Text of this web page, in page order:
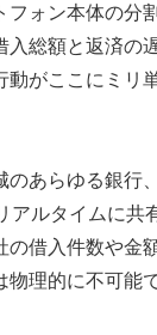
フォン本体の分
入総額と返済の
動がここにミリ
のあらゆる銀行
アルタイムに共
の借入件数や金
理的に不可能で